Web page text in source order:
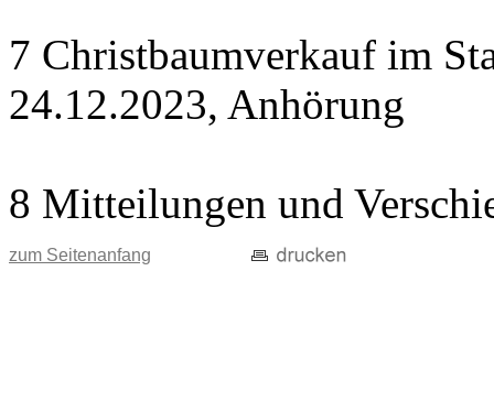
7 Christbaumverkauf im
24.12.2023, Anhörung
8 Mitteilungen und
zum Seitenanfang